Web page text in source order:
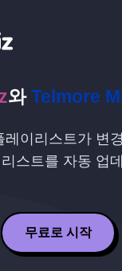
와Telmore
레이리스트가 변
스트를 자동 업
무료로 시작